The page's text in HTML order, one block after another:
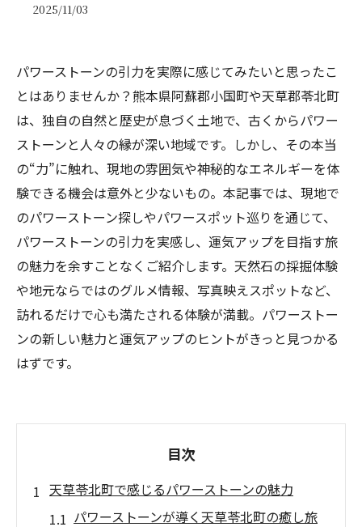
2025/11/03
パワーストーンの引力を実際に感じてみたいと思ったこ
とはありませんか？熊本県阿蘇郡小国町や天草郡苓北町
は、独自の自然と歴史が息づく土地で、古くからパワー
ストーンと人々の縁が深い地域です。しかし、その本当
の“力”に触れ、現地の雰囲気や神秘的なエネルギーを体
験できる機会は意外と少ないもの。本記事では、現地で
のパワーストーン探しやパワースポット巡りを通じて、
パワーストーンの引力を実感し、運気アップを目指す旅
の魅力を余すことなくご紹介します。天然石の採掘体験
や地元ならではのグルメ情報、写真映えスポットなど、
訪れるだけで心も満たされる体験が満載。パワーストー
ンの新しい魅力と運気アップのヒントがきっと見つかる
はずです。
目次
天草苓北町で感じるパワーストーンの魅力
パワーストーンが導く天草苓北町の癒し旅